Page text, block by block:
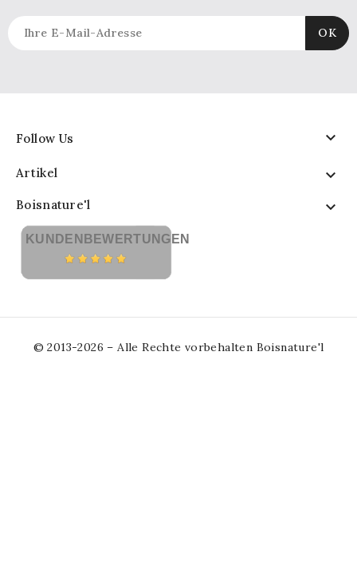
Follow Us 
Artikel 
Boisnature'l 
KUNDENBEWERTUNGEN
© 2013-2026 – Alle Rechte vorbehalten Boisnature'l